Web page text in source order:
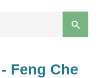
Feng Che